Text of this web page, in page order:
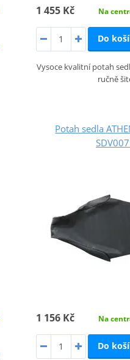
1 455 Kč Na
Do
Vysoce kvalitní potah
ručně
Potah sedla
1 156 Kč Na
Do